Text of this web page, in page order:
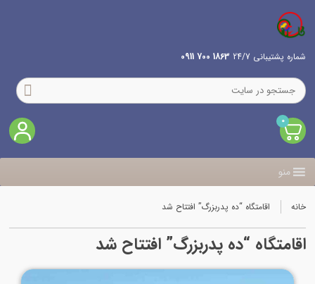
شماره پشتیبانی 24/7 1863 700 0911
0
منو
خانه اقامتگاه “ده پدربزرگ” افتتاح شد
اقامتگاه “ده پدربزرگ” افتتاح شد